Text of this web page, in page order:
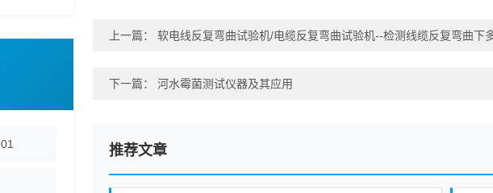
上一篇： 软电线反复弯曲试验机/电缆反复弯曲试验机--检测线缆反复弯曲下
下一篇： 河水霉菌测试仪器及其应用
推荐文章